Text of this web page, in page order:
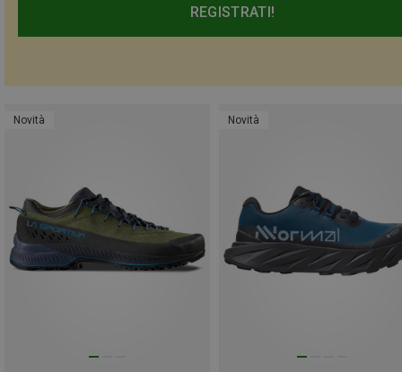
REGISTRATI!
Novità Novità